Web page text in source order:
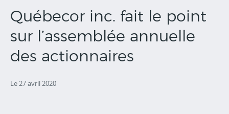
Québecor inc. fait le point
sur l’assemblée annuelle
des actionnaires
Le 27 avril 2020